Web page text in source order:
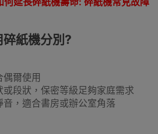
紙機分別?
爾使用
段狀，保密等級足夠家庭需求
音，適合書房或辦公室角落